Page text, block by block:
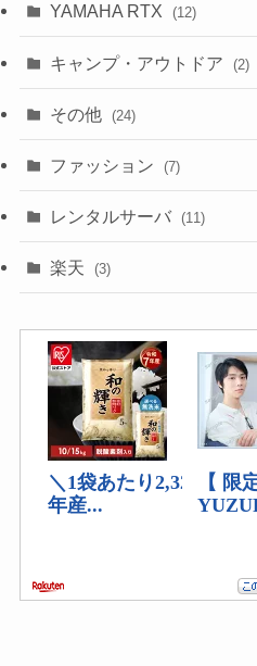
(10)
YAMAHA RTX (12)
キャンプ・アウトドア (2)
(1)
(1)
その他 (24)
ファッション (7)
(3)
レンタルサーバ (11)
(6)
(5)
(2)
楽天 (3)
(2)